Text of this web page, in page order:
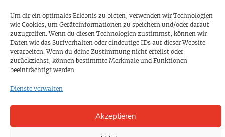
Um dir ein optimales Erlebnis zu bieten, verwenden wir Technologien
wie Cookies, um Geräteinformationen zu speichern und/oder darauf
zuzugreifen. Wenn du diesen Technologien zustimmst, können wir
Daten wie das Surfverhalten oder eindeutige IDs auf dieser Website
verarbeiten. Wenn du deine Zustimmung nicht erteilst oder
zurückziehst, können bestimmte Merkmale und Funktionen
beeinträchtigt werden.
Dienste verwalten
Akzeptieren
PROKOMPAKT
Impressum
SPENDEN
Datenschutz